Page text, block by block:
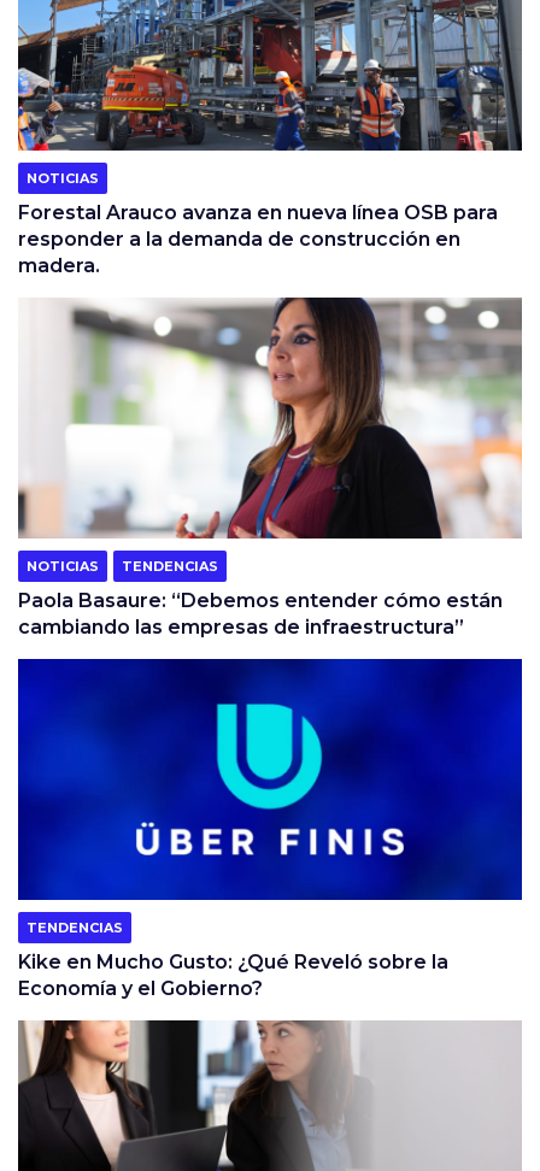
NOTICIAS
Forestal Arauco avanza en nueva línea OSB para
responder a la demanda de construcción en
madera.
NOTICIAS TENDENCIAS
Paola Basaure: “Debemos entender cómo están
cambiando las empresas de infraestructura”
TENDENCIAS
Kike en Mucho Gusto: ¿Qué Reveló sobre la
Economía y el Gobierno?